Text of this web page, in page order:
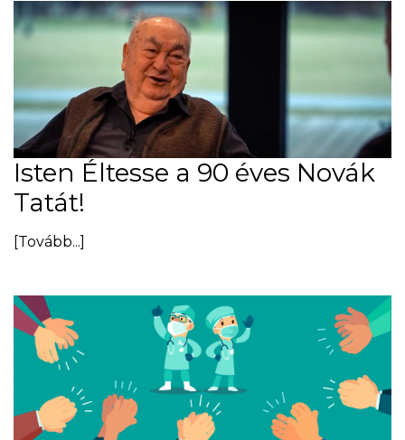
Isten Éltesse a 90 éves Novák
Tatát!
[Tovább...]